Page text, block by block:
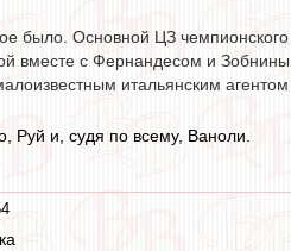
было. Основной ЦЗ
вместе с Фернандесом и
итальянским агентом
Руй и, судя по всему, Ваноли.